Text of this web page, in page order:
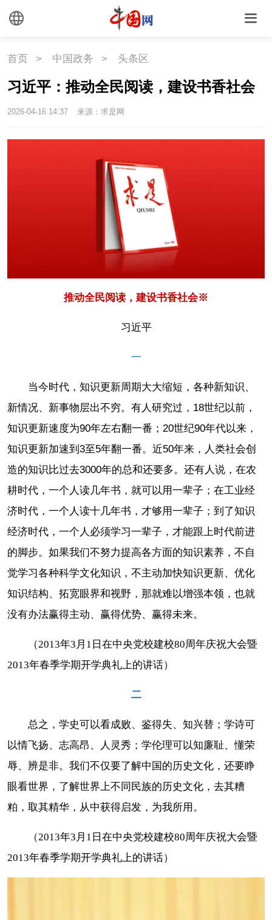
首页 > 中国政务 > 头条区
习近平：推动全民阅读，建设书香社会
2026-04-16 14:37 来源：求是网
推动全民阅读，建设书香社会※
习近平
一
当今时代，知识更新周期大大缩短，各种新知识、
新情况、新事物层出不穷。有人研究过，18世纪以前，
知识更新速度为90年左右翻一番；20世纪90年代以来，
知识更新加速到3至5年翻一番。近50年来，人类社会创
造的知识比过去3000年的总和还要多。还有人说，在农
耕时代，一个人读几年书，就可以用一辈子；在工业经
济时代，一个人读十几年书，才够用一辈子；到了知识
经济时代，一个人必须学习一辈子，才能跟上时代前进
的脚步。如果我们不努力提高各方面的知识素养，不自
觉学习各种科学文化知识，不主动加快知识更新、优化
知识结构、拓宽眼界和视野，那就难以增强本领，也就
没有办法赢得主动、赢得优势、赢得未来。
（2013年3月1日在中央党校建校80周年庆祝大会暨
2013年春季学期开学典礼上的讲话）
二
总之，学史可以看成败、鉴得失、知兴替；学诗可
以情飞扬、志高昂、人灵秀；学伦理可以知廉耻、懂荣
辱、辨是非。我们不仅要了解中国的历史文化，还要睁
眼看世界，了解世界上不同民族的历史文化，去其糟
粕，取其精华，从中获得启发，为我所用。
（2013年3月1日在中央党校建校80周年庆祝大会暨
2013年春季学期开学典礼上的讲话）